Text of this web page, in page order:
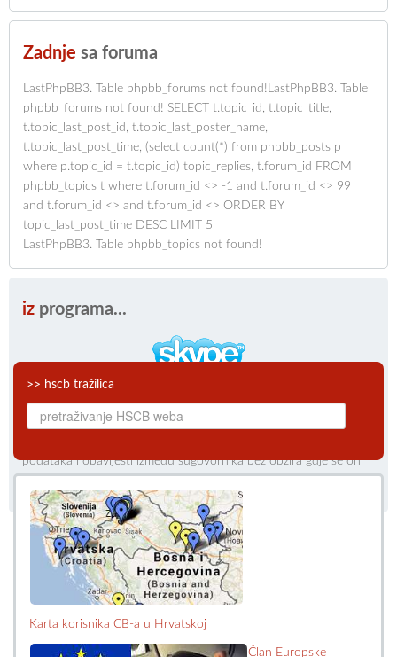
Zadnje sa foruma
LastPhpBB3. Table phpbb_forums not found!LastPhpBB3. Table
phpbb_forums not found! SELECT t.topic_id, t.topic_title,
t.topic_last_post_id, t.topic_last_poster_name,
t.topic_last_post_time, (select count(*) from phpbb_posts p
where p.topic_id = t.topic_id) topic_replies, t.forum_id FROM
phpbb_topics t where t.forum_id <> -1 and t.forum_id <> 99
and t.forum_id <> and t.forum_id <> ORDER BY
topic_last_post_time DESC LIMIT 5
LastPhpBB3. Table phpbb_topics not found!
iz programa...
Skype je software koji korisnicima omogućuje brzu i
podataka i obavijesti između sugovornika bez obzira gdje se oni
>> hscb tražilica
Karta korisnika CB-a u Hrvatskoj
Član Europske